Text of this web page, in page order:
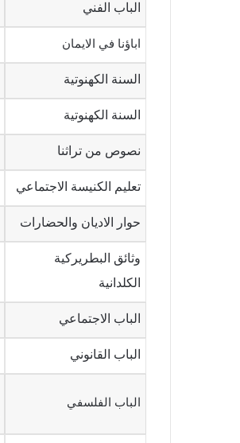
الباب الفني
اباؤنا في الايمان
السنة الكهنوتية
السنة الكهنوتية
نصوص من تراثنا
تعليم الكنيسة الاجتماعي
حوار الاديان والحضارات
وثائق البطريركية
الكلدانية
الباب الاجتماعي
الباب القانوني
الباب الفلسفي